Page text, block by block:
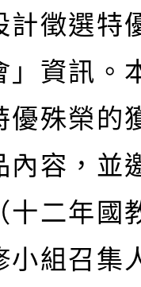
計徵選特
」資訊。
優殊榮的
內容，並
十二年國
小組召集